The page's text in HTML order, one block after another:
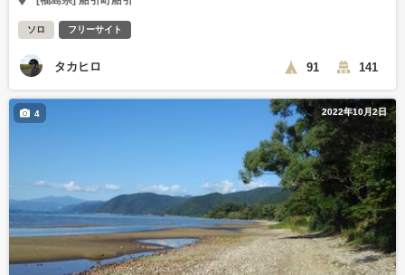
ソロ フリーサイト
タカヒロ 91 141
2022年10月2日
4